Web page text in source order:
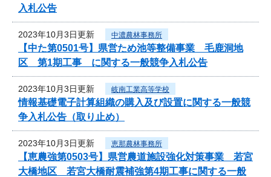
入札公告
2023年10月3日更新 中濃農林事務所
【中た第0501号】県営ため池等整備事業 毛鹿洞地
区 第1期工事 に関する一般競争入札公告
2023年10月3日更新 岐南工業高等学校
情報基礎電子計算組織の購入及び設置に関する一般競
争入札公告（取り止め）
2023年10月3日更新 恵那農林事務所
【恵農強第0503号】県営農道施設強化対策事業 若宮
大橋地区 若宮大橋耐震補強第4期工事に関する一般